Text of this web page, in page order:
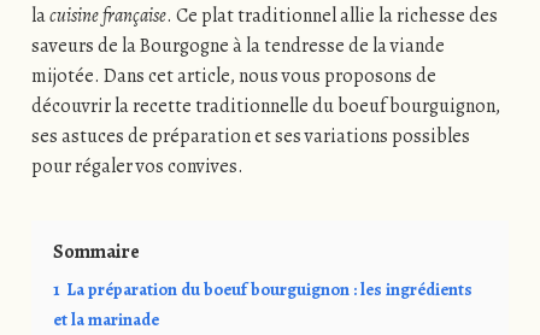
lacuisine française. Ce plat traditionnel allie la richesse des
saveurs de la Bourgogne à la tendresse de la viande
mijotée. Dans cet article, nous vous proposons de
découvrir la recette traditionnelle du boeuf bourguignon,
ses astuces de préparation et ses variations possibles
pour régaler vos convives.
Sommaire
1 La préparation du boeuf bourguignon : les ingrédients
et la marinade